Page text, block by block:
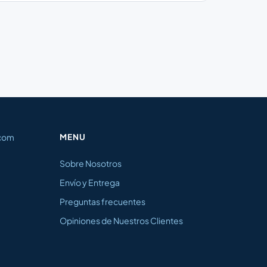
MENU
Sobre Nosotros
Envío y Entrega
Preguntas frecuentes
Opiniones de Nuestros Clientes